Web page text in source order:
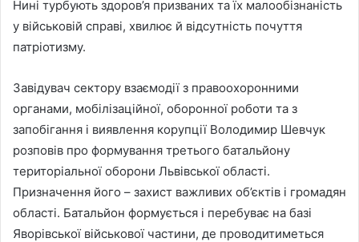
Нині турбують здоров’я призваних та їх малообізнаність
у військовій справі, хвилює й відсутність почуття
патріотизму.
Завідувач сектору взаємодії з правоохоронними
органами, мобілізаційної, оборонної роботи та з
запобігання і виявлення корупції Володимир Шевчук
розповів про формування третього батальйону
територіальної оборони Львівської області.
Призначення його – захист важливих об’єктів і громадян
області. Батальйон формується і перебуває на базі
Яворівської військової частини, де проводитиметься